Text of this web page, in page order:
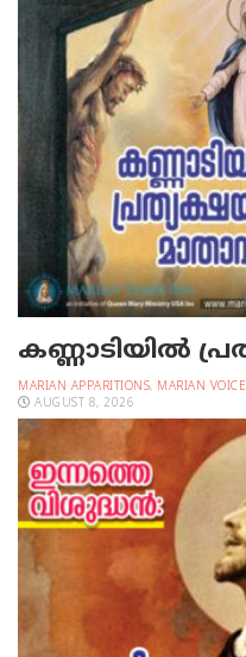
കണ്ണാടിയില്‍
MARIAN APPARITIONS, MARIAN VOICE
AUGUST 8, 2026